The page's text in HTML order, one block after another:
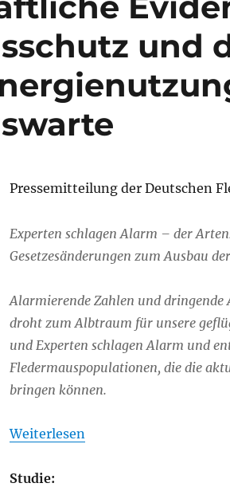
und
Pressemitteilung der Deutschen
Experten schlagen Alarm – der
Gesetzesänderungen zum Ausbau
Alarmierende Zahlen und dringende
droht zum Albtraum für unsere
und Experten schlagen Alarm und
Fledermauspopulationen, die die
bringen können.
Weiterlesen
Studie: